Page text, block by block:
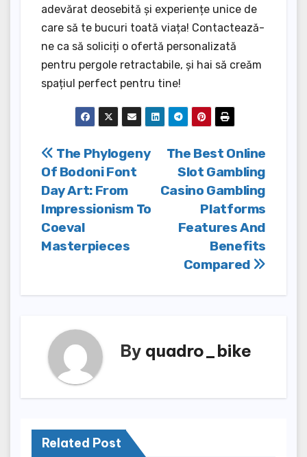
adevărat deosebită și experiențe unice de
care să te bucuri toată viața! Contactează-
ne ca să soliciți o ofertă personalizată
pentru pergole retractabile, și hai să creăm
spațiul perfect pentru tine!
Post
navigation
The Best Online
Slot Gambling
Casino Gambling
Platforms
Features And
Benefits
Compared
The Phylogeny
Of Bodoni Font
Day Art: From
Impressionism To
Coeval
Masterpieces
By quadro_bike
Related Post